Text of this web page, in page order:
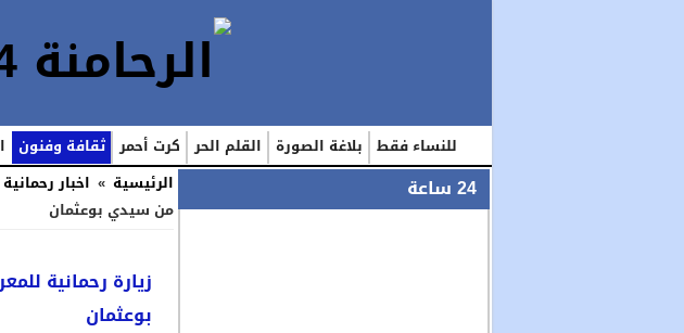
ثقافة وفنون كرت أحمر القلم الحر بلاغة الصورة للنساء فقط
24 ساعة الرئيسية » اخبار رحمانية
من سيدي بوعثمان
زيارة رحمانية
بوعثمان